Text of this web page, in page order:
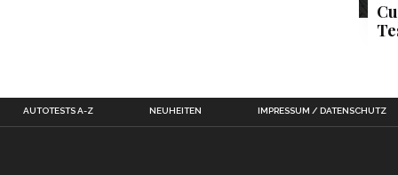
AUTOTESTS A-Z NEUHEITEN IMPRESSUM / DATENSCHUTZ